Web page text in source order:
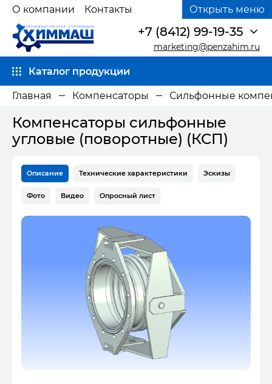
О компании Контакты Открыть меню
Каталог продукции
marketing@penzahim.ru
+7 (8412) 99-19-35
Главная Компенсаторы Сильфонные
Компенсаторы сильфонные
угловые (поворотные) (КСП)
Описание Технические характеристики Эскизы
Фото Видео Опросный лист